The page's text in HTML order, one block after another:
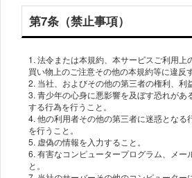
第7条（禁止事項）
1. 法令または本規約、本サービスご利用上
買い物上のご注意その他の本規約等に違反
2. 当社、およびその他の第三者の権利、利
3. 青少年の心身に悪影響を及ぼす恐れがあ
する行為を行うこと。
4. 他の利用者その他の第三者に迷惑となる
を行うこと。
5. 虚偽の情報を入力すること。
6. 有害なコンピュータープログラム、メー
と。